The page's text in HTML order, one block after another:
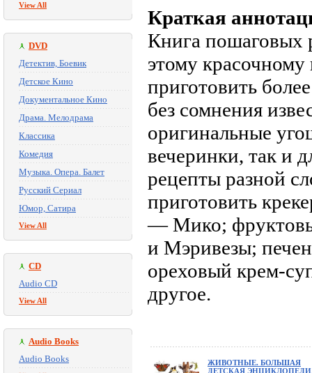
View All
DVD
Детектив, Боевик
Детское Кино
Документальное Кино
Драма. Мелодрама
Классика
Комедия
Музыка. Опера. Балет
Русский Сериал
Юмор, Сатира
View All
CD
Audio CD
View All
Audio Books
Audio Books
Краткая
Книга пошаговых
этому красочному
приготовить
без сомнения
оригинальные
вечеринки, так и
рецепты разной
приготовить
— Мико;
и Мэривезы;
ореховый крем-
другое.
ЖИВОТНЫЕ. БОЛЬШАЯ
ДЕТСКАЯ